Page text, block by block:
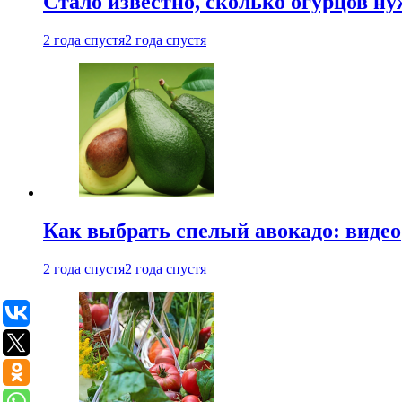
2 года спустя2 года спустя
Как выбрать спелый авокадо: видео
2 года спустя2 года спустя